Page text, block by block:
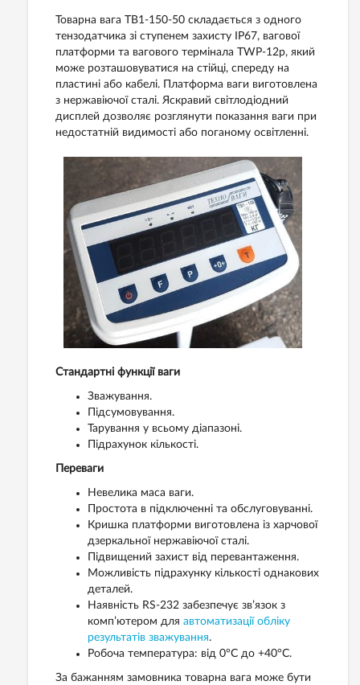
Товарна вага ТВ1-150-50 складається з одного
тензодатчика зі ступенем захисту ІР67, вагової
платформи та вагового термінала TWP-12р, який
може розташовуватися на стійці, спереду на
пластині або кабелі. Платформа ваги виготовлена
з нержавіючої сталі. Яскравий світлодіодний
дисплей дозволяє розглянути показання ваги при
недостатній видимості або поганому освітленні.
Стандартні функції ваги
Зважування.
Підсумовування.
Тарування у всьому діапазоні.
Підрахунок кількості.
Переваги
Невелика маса ваги.
Простота в підключенні та обслуговуванні.
Кришка платформи виготовлена ​​із харчової
дзеркальної нержавіючої сталі.
Підвищений захист від перевантаження.
Можливість підрахунку кількості однакових
деталей.
Наявність RS-232 забезпечує зв’язок з
комп’ютером для автоматизації обліку
результатів зважування.
Робоча температура: від 0°C до +40°C.
За бажанням замовника товарна вага може бути